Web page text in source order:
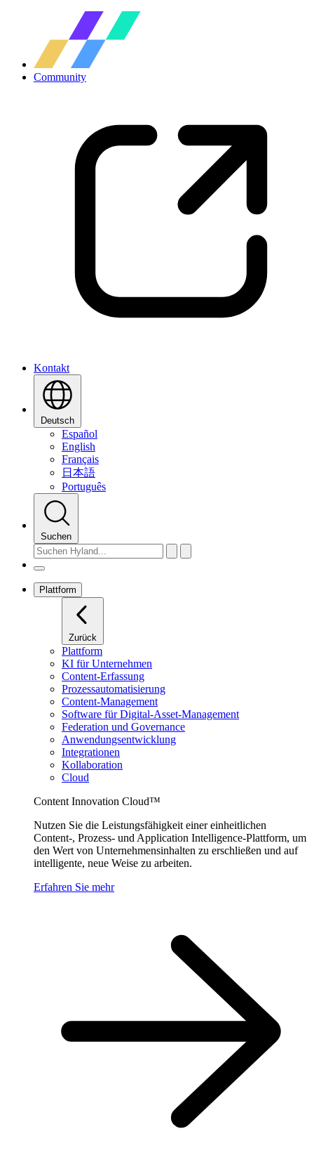
Community
Kontakt
Deutsch
Español
English
Français
日本語
Português
Suchen
Plattform
Zurück
Plattform
KI für Unternehmen
Content-Erfassung
Prozessautomatisierung
Content-Management
Software für Digital-Asset-Management
Federation und Governance
Anwendungsentwicklung
Integrationen
Kollaboration
Cloud
Content Innovation Cloud™
Nutzen Sie die Leistungsfähigkeit einer einheitlichen
Content-, Prozess- und Application Intelligence-Plattform, um
den Wert von Unternehmensinhalten zu erschließen und auf
intelligente, neue Weise zu arbeiten.
Erfahren Sie mehr